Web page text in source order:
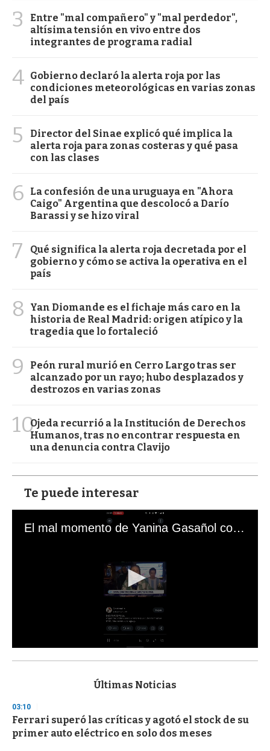
3
Entre "mal compañero" y "mal perdedor",
altísima tensión en vivo entre dos
integrantes de programa radial
4 Gobierno declaró la alerta roja por las
condiciones meteorológicas en varias zonas
del país
5
Director del Sinae explicó qué implica la
alerta roja para zonas costeras y qué pasa
con las clases
6
La confesión de una uruguaya en "Ahora
Caigo" Argentina que descolocó a Darío
Barassi y se hizo viral
7
Qué significa la alerta roja decretada por el
gobierno y cómo se activa la operativa en el
país
8
Yan Diomande es el fichaje más caro en la
historia de Real Madrid: origen atípico y la
tragedia que lo fortaleció
9
Peón rural murió en Cerro Largo tras ser
alcanzado por un rayo; hubo desplazados y
destrozos en varias zonas
10Ojeda recurrió a la Institución de Derechos
Humanos, tras no encontrar respuesta en
una denuncia contra Clavijo
Te puede interesar
El mal momento de Yanina Gasañol con un hincha argentino en "Subrayado"
s
d
s
o
f
Últimas Noticias
03:10
Ferrari superó las críticas y agotó el stock de su
primer auto eléctrico en solo dos meses